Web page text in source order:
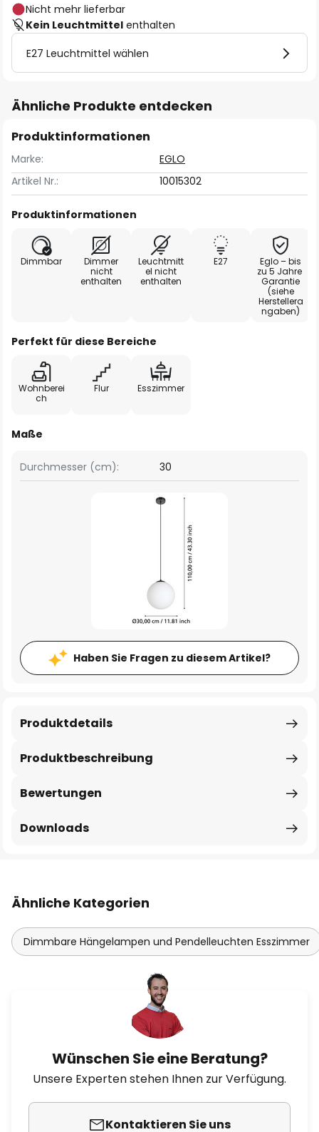
Nicht mehr lieferbar
Kein Leuchtmittel enthalten
E27 Leuchtmittel wählen
Ähnliche Produkte entdecken
Produktinformationen
Marke:
EGLO
Artikel Nr.:
10015302
Produktinformationen
Dimmbar
Dimmer
nicht
enthalten
Leuchtmitt
el nicht
enthalten
E27
Eglo – bis
zu 5 Jahre
Garantie
(siehe
Herstellera
ngaben)
Perfekt für diese Bereiche
Wohnberei
ch
Flur Esszimmer
Maße
Durchmesser (cm): 30
Haben Sie Fragen zu diesem Artikel?
Produktbeschreibung
Produktdetails
Bewertungen
Downloads
Ähnliche Kategorien
Dimmbare Hängelampen und Pendelleuchten Esszimmer
Wünschen Sie eine Beratung?
Unsere Experten stehen Ihnen zur Verfügung.
Kontaktieren Sie uns